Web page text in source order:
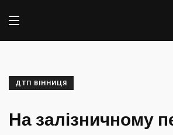
ДТП ВІННИЦЯ
На залізничному